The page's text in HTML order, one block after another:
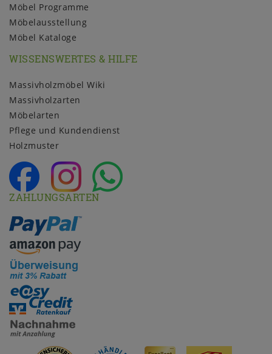
Möbel Programme
Möbelausstellung
Möbel Kataloge
WISSENSWERTES & HILFE
Massivholzmöbel Wiki
Massivholzarten
Möbelarten
Pflege und Kundendienst
Holzmuster
ZAHLUNGSARTEN